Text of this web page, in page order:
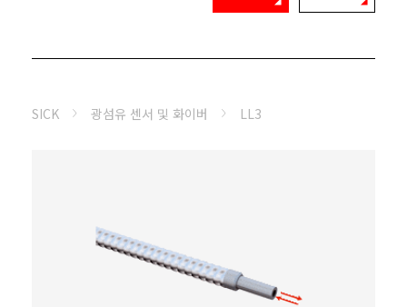
SICK 광섬유 센서 및 화이버 LL3